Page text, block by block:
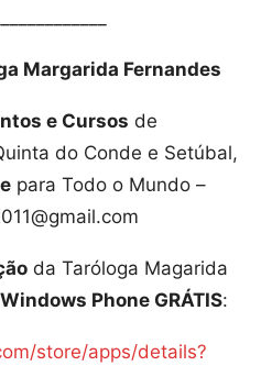
Margarida Fernandes
e Cursos de
do Conde e Setúbal,
para Todo o Mundo –
da Taróloga Magarida
Windows Phone GRÁTIS:
store/apps/details?